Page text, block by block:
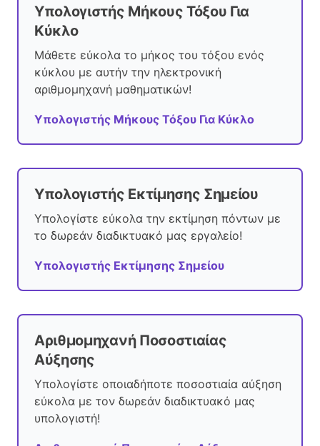
Υπολογιστής Μήκους Τόξου Για
Κύκλο
Μάθετε εύκολα το μήκος του τόξου ενός
κύκλου με αυτήν την ηλεκτρονική
αριθμομηχανή μαθηματικών!
Υπολογιστής Μήκους Τόξου Για Κύκλο
Υπολογιστής Εκτίμησης Σημείου
Υπολογίστε εύκολα την εκτίμηση πόντων με
το δωρεάν διαδικτυακό μας εργαλείο!
Υπολογιστής Εκτίμησης Σημείου
Αριθμομηχανή Ποσοστιαίας
Αύξησης
Υπολογίστε οποιαδήποτε ποσοστιαία αύξηση
εύκολα με τον δωρεάν διαδικτυακό μας
υπολογιστή!